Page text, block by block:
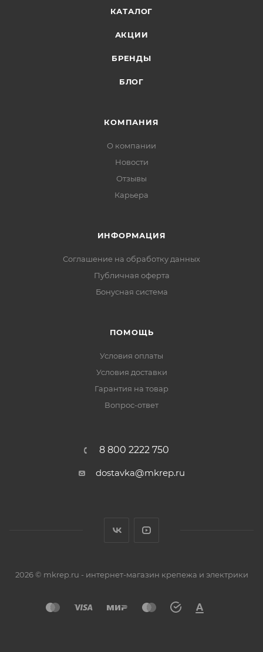
КАТАЛОГ
АКЦИИ
БРЕНДЫ
БЛОГ
КОМПАНИЯ
О компании
Новости
Отзывы
Карьера
ИНФОРМАЦИЯ
Соглашение на обработку данных
Публичная оферта
Бонусная система
ПОМОЩЬ
Условия оплаты
Условия доставки
Гарантия на товар
Вопрос-ответ
8 800 2222 750
dostavka@mkrep.ru
2026 © mkrep.ru - интернет-магазин крепежа и электрики